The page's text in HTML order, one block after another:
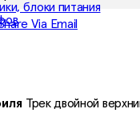
блоки питания
Via Email
Трек двойной